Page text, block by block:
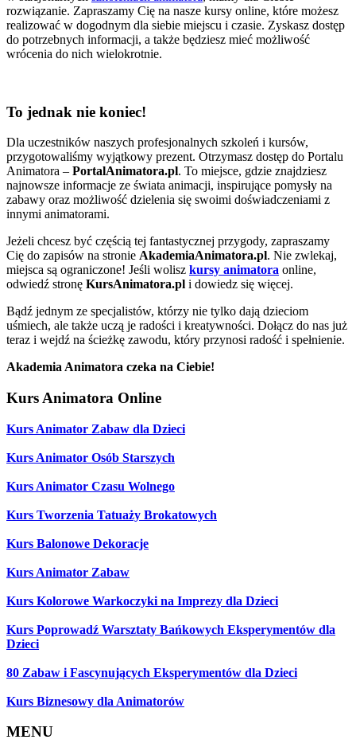
rozwiązanie. Zapraszamy Cię na nasze kursy online, które możesz
realizować w dogodnym dla siebie miejscu i czasie. Zyskasz dostęp
do potrzebnych informacji, a także będziesz mieć możliwość
wrócenia do nich wielokrotnie.
To jednak nie koniec!
Dla uczestników naszych profesjonalnych szkoleń i kursów,
przygotowaliśmy wyjątkowy prezent. Otrzymasz dostęp do Portalu
Animatora – PortalAnimatora.pl. To miejsce, gdzie znajdziesz
najnowsze informacje ze świata animacji, inspirujące pomysły na
zabawy oraz możliwość dzielenia się swoimi doświadczeniami z
innymi animatorami.
Jeżeli chcesz być częścią tej fantastycznej przygody, zapraszamy
Cię do zapisów na stronie AkademiaAnimatora.pl. Nie zwlekaj,
miejsca są ograniczone! Jeśli wolisz kursy animatora online,
odwiedź stronę KursAnimatora.pl i dowiedz się więcej.
Bądź jednym ze specjalistów, którzy nie tylko dają dzieciom
uśmiech, ale także uczą je radości i kreatywności. Dołącz do nas już
teraz i wejdź na ścieżkę zawodu, który przynosi radość i spełnienie.
Akademia Animatora czeka na Ciebie!
Kurs Animatora Online
Kurs Animator Zabaw dla Dzieci
Kurs Animator Osób Starszych
Kurs Animator Czasu Wolnego
Kurs Tworzenia Tatuaży Brokatowych
Kurs Balonowe Dekoracje
Kurs Animator Zabaw
Kurs Kolorowe Warkoczyki na Imprezy dla Dzieci
Kurs Poprowadź Warsztaty Bańkowych Eksperymentów dla
Dzieci
80 Zabaw i Fascynujących Eksperymentów dla Dzieci
Kurs Biznesowy dla Animatorów
MENU